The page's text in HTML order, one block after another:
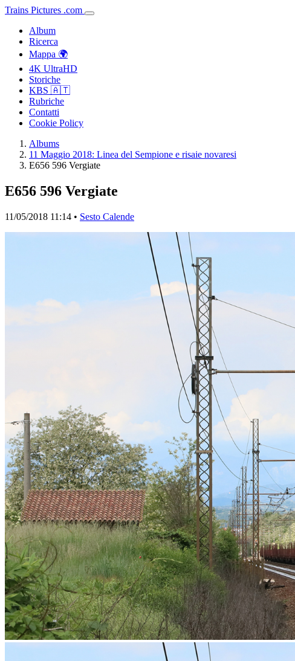
Trains Pictures .com
Album
Ricerca
Mappa 🌍
4K UltraHD
Storiche
KBS 🇦🇹
Rubriche
Contatti
Cookie Policy
Albums
11 Maggio 2018: Linea del Sempione e risaie novaresi
E656 596 Vergiate
E656 596 Vergiate
11/05/2018 11:14 • Sesto Calende